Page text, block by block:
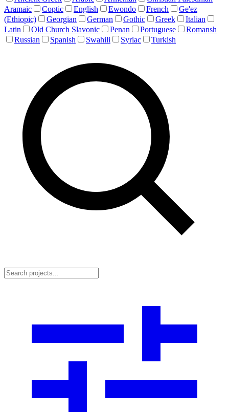
Aramaic
Coptic English Ewondo French
Ge'ez
(Ethiopic)
Georgian German Gothic Greek
Italian
Latin
Old Church Slavonic Penan Portuguese
Romansh
Russian
Spanish Swahili Syriac Turkish